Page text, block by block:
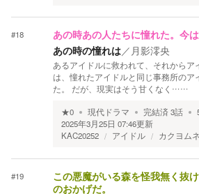
#18 あの時あの人たちに憧れた。今
あの時の憧れは／ 月影澪央
あるアイドルに救われて、それからア
は、憧れたアイドルと同じ事務所のア
た。 だが、現実はそう甘くなく……
★0 現代ドラマ 完結済3話
2025年3月25日 07:46更新
KAC20252
アイドル カクヨム
#19
この悪魔がいる森を怪我無く抜
のおかげだ。